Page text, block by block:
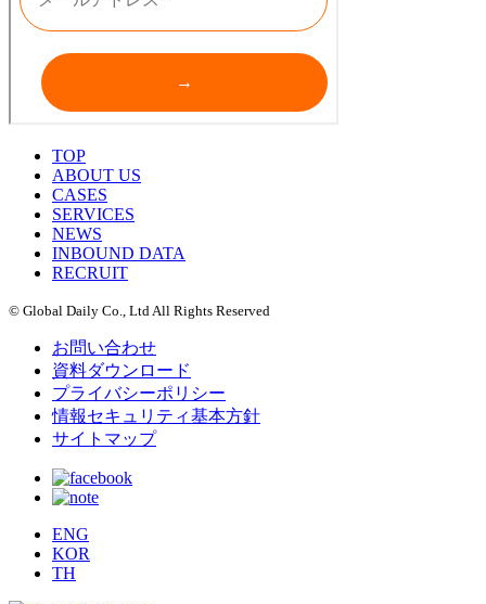
TOP
ABOUT US
CASES
SERVICES
NEWS
INBOUND DATA
RECRUIT
© Global Daily Co., Ltd All Rights Reserved
お問い合わせ
資料ダウンロード
プライバシーポリシー
情報セキュリティ基本方針
サイトマップ
ENG
KOR
TH